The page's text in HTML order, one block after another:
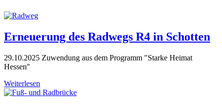
Erneuerung des Radwegs R4 in Schotten
29.10.2025 Zuwendung aus dem Programm "Starke Heimat
Hessen"
Weiterlesen